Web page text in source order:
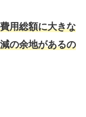
用総額に大きな
の余地があるの